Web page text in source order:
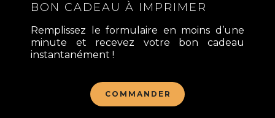
BON CADEAU À IMPRIMER
Remplissez le formulaire en moins d’une
minute et recevez votre bon cadeau
instantanément !
COMMANDER